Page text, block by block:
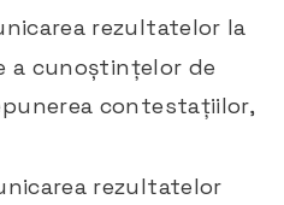
rezultatelor la
a cunoștințelor de
contestațiilor,
rezultatelor